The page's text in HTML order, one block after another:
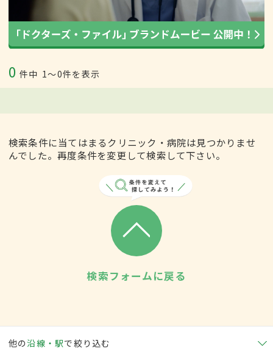
0 件中 1〜0件を表示
検索条件に当てはまるクリニック・病院は見つかりませ
んでした。再度条件を変更して検索して下さい。
検索フォームに戻る
他の沿線・駅で絞り込む